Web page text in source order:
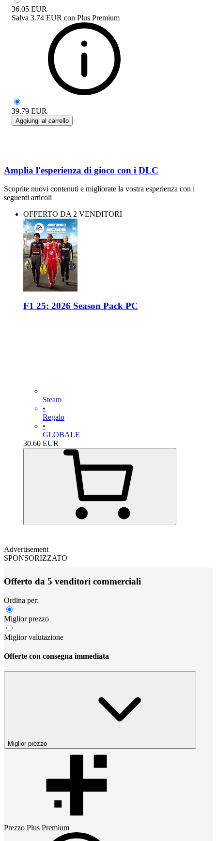
36.05 EUR
Salva 3.74 EUR con Plus Premium
39.79 EUR
Aggiungi al carrello
Amplia l'esperienza di gioco con i DLC
Scoprite nuovi contenuti e migliorate la vostra esperienza con i
seguenti articoli
OFFERTO DA 2 VENDITORI
F1 25: 2026 Season Pack PC
Steam
•
Regalo
•
GLOBALE
30.60 EUR
Advertisement
SPONSORIZZATO
Offerto da 5 venditori commerciali
Ordina per:
Miglior prezzo
Miglior valutazione
Offerte con consegna immediata
Miglior prezzo
Prezzo Plus Premium